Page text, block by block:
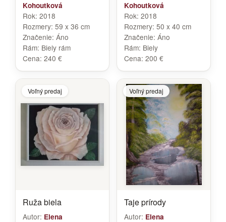
Kohoutková
Rok: 2018
Rozmery: 59 x 36 cm
Značenie: Áno
Rám: Biely rám
Cena: 240 €
Kohoutková
Rok: 2018
Rozmery: 50 x 40 cm
Značenie: Áno
Rám: Biely
Cena: 200 €
Voľný predaj
Ruža biela
Autor: Elena
Voľný predaj
Taje prírody
Autor: Elena